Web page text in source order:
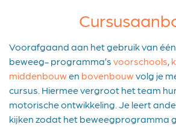
Voorafgaand aan het gebruik van
beweeg- programma’s voorschools,
middenbouwen bovenbouwvolg je
cursus. Hiermee vergroot het team
motorische ontwikkeling. Je leert
kijken zodat het beweegprogramma